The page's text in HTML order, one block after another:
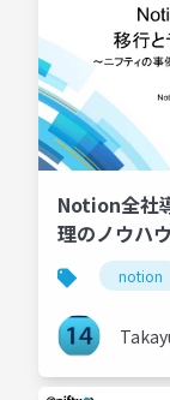
Notion全社
理のノウハウ
notion